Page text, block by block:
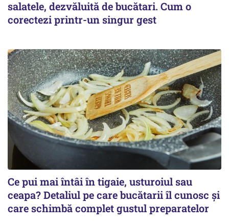
salatele, dezvăluită de bucătari. Cum o
corectezi printr-un singur gest
Ce pui mai întâi în tigaie, usturoiul sau
ceapa? Detaliul pe care bucătarii îl cunosc și
care schimbă complet gustul preparatelor